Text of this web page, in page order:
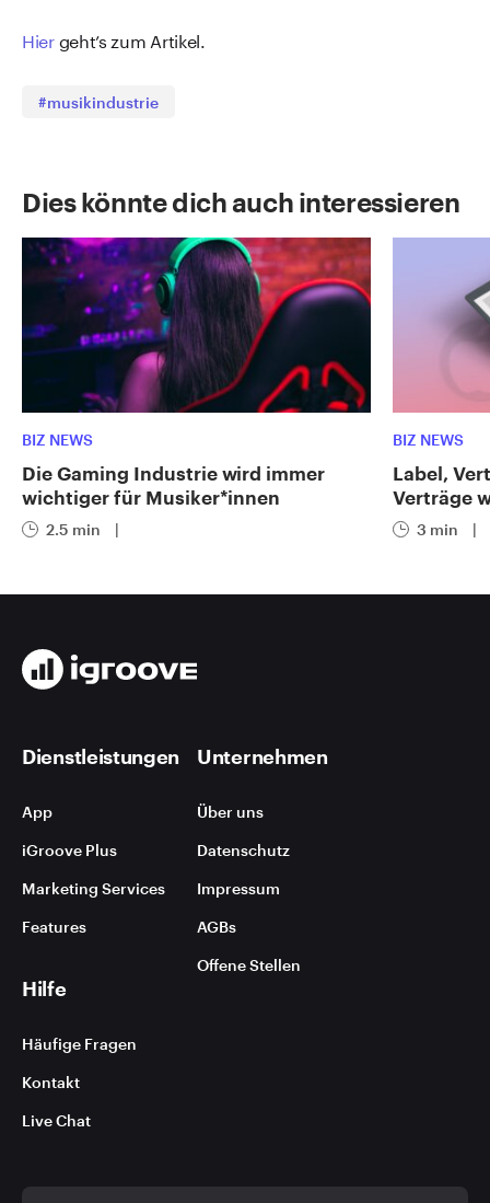
Hiergeht’s zum Artikel.
#musikindustrie
Dies könnte dich auch interessieren
BIZ NEWS
Die Gaming Industrie wird immer
wichtiger für Musiker*innen
2.5 min |
BIZ NEWS
Label,
Verträge
3 min |
Dienstleistungen
App
iGroove Plus
Marketing Services
Features
Unternehmen
Über uns
Datenschutz
Impressum
AGBs
Offene Stellen
Hilfe
Häufige Fragen
Kontakt
Live Chat